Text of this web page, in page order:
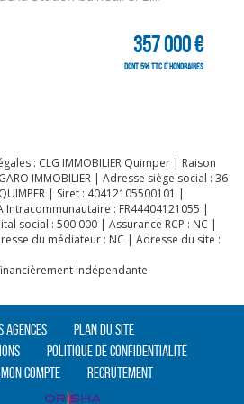
357 000 €
dont 5% TTC d'honoraires
: CLG IMMOBILIER Quimper | Raison
IMMOBILIER | Adresse siège social : 36
| Siret : 40412105500101 |
Intracommunautaire : FR44404121055 |
social : 500 000 | Assurance RCP : NC |
du médiateur : NC | Adresse du site :
indépendante
agences
Plan du site
Politique de confidentialité
Mon compte Recrutement